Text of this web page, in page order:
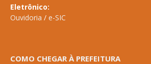
Eletrônico:
Ouvidoria / e-SIC
COMO CHEGAR À PREFEITURA